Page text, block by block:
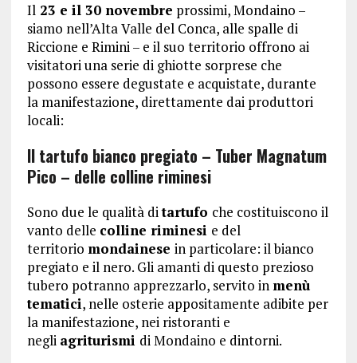
Il23 e il 30 novembre prossimi, Mondaino –
siamo nell’Alta Valle del Conca, alle spalle di
Riccione e Rimini – e il suo territorio offrono ai
visitatori una serie di ghiotte sorprese che
possono essere degustate e acquistate, durante
la manifestazione, direttamente dai produttori
locali:
Il tartufo bianco pregiato – Tuber Magnatum
Pico – delle colline riminesi
Sono due le qualità ditartufo che costituiscono il
vanto delle colline riminesi e del
territorio mondainese in particolare: il bianco
pregiato e il nero. Gli amanti di questo prezioso
tubero potranno apprezzarlo, servito in menù
tematici, nelle osterie appositamente adibite per
la manifestazione, nei ristoranti e
negli agriturismi di Mondaino e dintorni.